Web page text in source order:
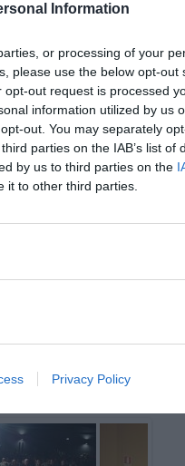
Information
or processing of your
please use the below opt-out
out request is processed
information utilized by us
out. You may separately
parties on the IAB’s list of
by us to third parties on the
it to other third parties.
Privacy Policy
Non tutti e
- ToscanaMedia.